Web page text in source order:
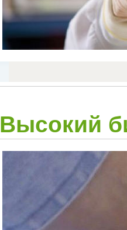
Высокий